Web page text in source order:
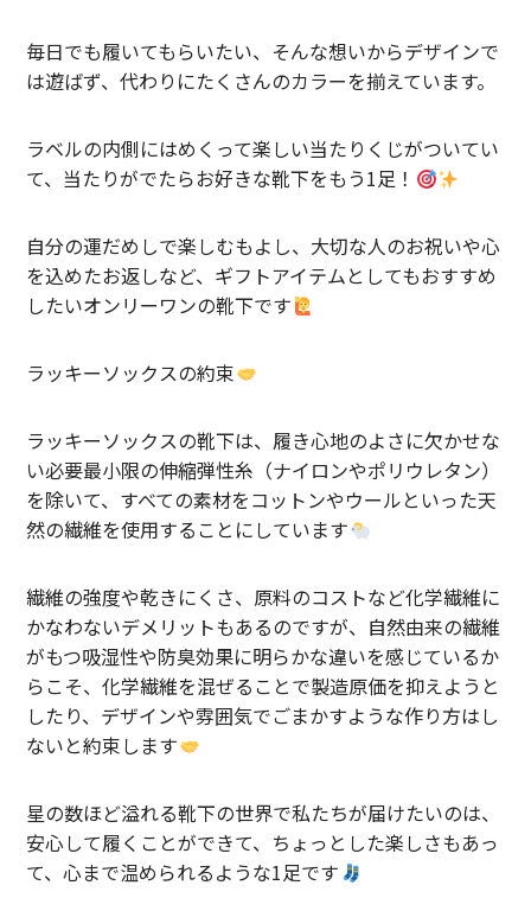
URU TOKYO【ウル トーキョー】
WEST’S OVERALLS【ウエストオーバーオールズ】
TOPS
SHIRT
KNIT
PANTS
HAT & CAP
ACCESSORY
SHOES
BAG & WALLET
BELT
OTHER
About
毎日でも履いてもらいたい、そんな想いからデザインで
は遊ばず、代わりにたくさんのカラーを揃えています。
ラベルの内側にはめくって楽しい当たりくじがついてい
て、当たりがでたらお好きな靴下をもう1足！
自分の運だめしで楽しむもよし、大切な人のお祝いや心
を込めたお返しなど、ギフトアイテムとしてもおすすめ
したいオンリーワンの靴下です
ラッキーソックスの約束
ラッキーソックスの靴下は、履き心地のよさに欠かせな
い必要最小限の伸縮弾性糸（ナイロンやポリウレタン）
を除いて、すべての素材をコットンやウールといった天
然の繊維を使用することにしています
繊維の強度や乾きにくさ、原料のコストなど化学繊維に
かなわないデメリットもあるのですが、自然由来の繊維
がもつ吸湿性や防臭効果に明らかな違いを感じているか
らこそ、化学繊維を混ぜることで製造原価を抑えようと
したり、デザインや雰囲気でごまかすような作り方はし
ないと約束します
星の数ほど溢れる靴下の世界で私たちが届けたいのは、
安心して履くことができて、ちょっとした楽しさもあっ
て、心まで温められるような1足です